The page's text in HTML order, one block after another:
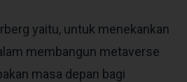
yaitu, untuk menekankan
membangun metaverse
masa depan bagi